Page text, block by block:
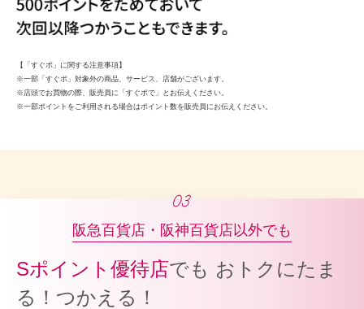
【「すぐポ」に関する注意事項】
一部「すぐポ」対象外の商品、サービス、店舗がございます。
店頭でお買物の際、販売員に「すぐポで」とお伝えください。
一部ポイントをご利用される場合はポイント数を販売員にお伝えください。
阪急百貨店・阪神百貨店以外でも
Sポイント優待店でも おトクにたま
る！つかえる！